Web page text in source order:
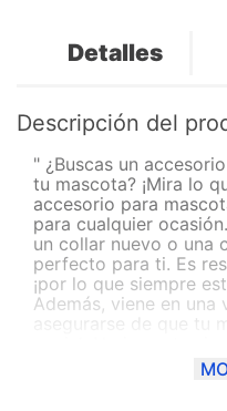
Detalles
Descripción del
" ¿Buscas un
tu mascota? ¡Mira lo
accesorio para
para cualquier
un collar nuevo o una
perfecto para ti. Es
¡por lo que siempre
Además, viene en
asegurarse de que tu
accesorio te hará
más y agrégalo a tu